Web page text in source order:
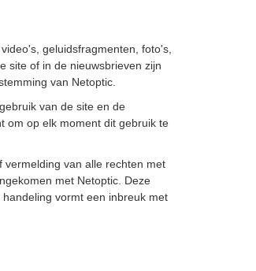
geluidsfragmenten, foto's,
site of in de nieuwsbrieven zijn
van Netoptic.
van de site en de
om op elk moment dit gebruik te
van alle rechten met
met Netoptic. Deze
vormt een inbreuk met